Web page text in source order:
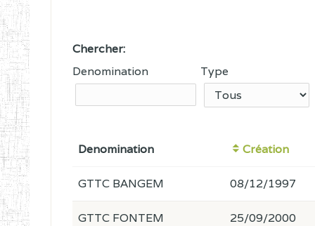
Chercher:
Denomination
Type
Denomination Création
GTTC BANGEM 08/12/1997
GTTC FONTEM 25/09/2000